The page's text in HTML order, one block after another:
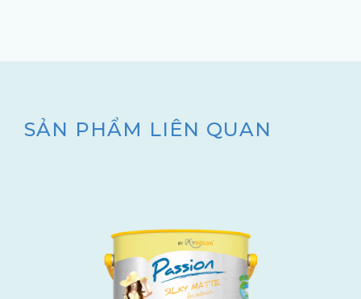
SẢN PHẨM LIÊN QUAN